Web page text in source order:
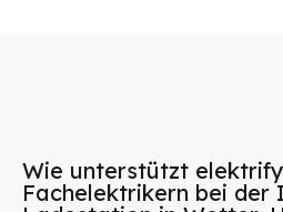
Wie unterstützt
Fachelektrikern bei